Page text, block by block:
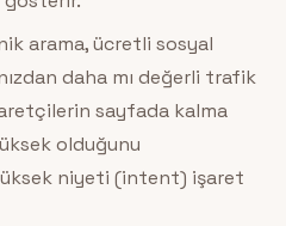
arama, ücretli sosyal
daha mı değerli trafik
sayfada kalma
olduğunu
niyeti (intent) işaret